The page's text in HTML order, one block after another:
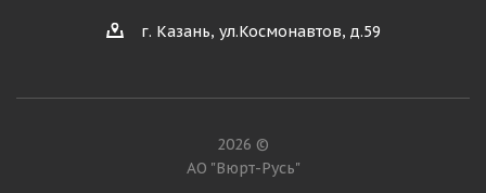
г. Казань, ул.Космонавтов, д.59
2026 ©
АО "Вюрт-Русь"